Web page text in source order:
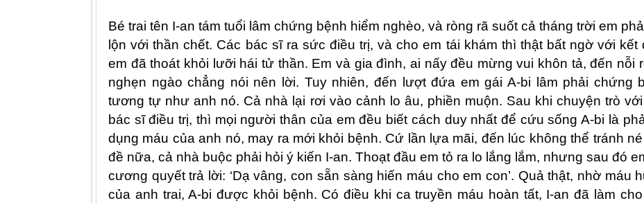
Bétrai tên I-an tám tuổi lâm chứng bệnh hiểm nghèo, và ròng rã suốt cả tháng trời em
ộn với thần chết. Các bác sĩ ra sức điều trị, và cho em tái khám thì thật bất ngờ với kết
em đã thoát khỏi lưỡi hái tử thần. Em và gia đình, ai nấy đều mừng vui khôn tả, đến nỗi
nghẹn ngào chẳng nói nên lời. Tuy nhiên, đến lượt đứa em gái A-bi lâm phải chứng
tương tự như anh nó. Cả nhà lại rơi vào cảnh lo âu, phiền muộn. Sau khi chuyện trò
bác sĩ điều trị, thì mọi người thân của em đều biết cách duy nhất để cứu sống A-bi là
dụng máu của anh nó, may ra mới khỏi bệnh. Cứ lần lựa mãi, đến lúc không thể tránh n
đề nữa, cả nhà buộc phải hỏi ý kiến I-an. Thoạt đầu em tỏ ra lo lắng lắm, nhưng sau đó
cương quyết trả lời: ‘Dạ vâng, con sẵn sàng hiến máu cho em con’. Quả thật, nhờ máu
của anh trai, A-bi được khỏi bệnh. Có điều khi ca truyền máu hoàn tất, I-an đã làm